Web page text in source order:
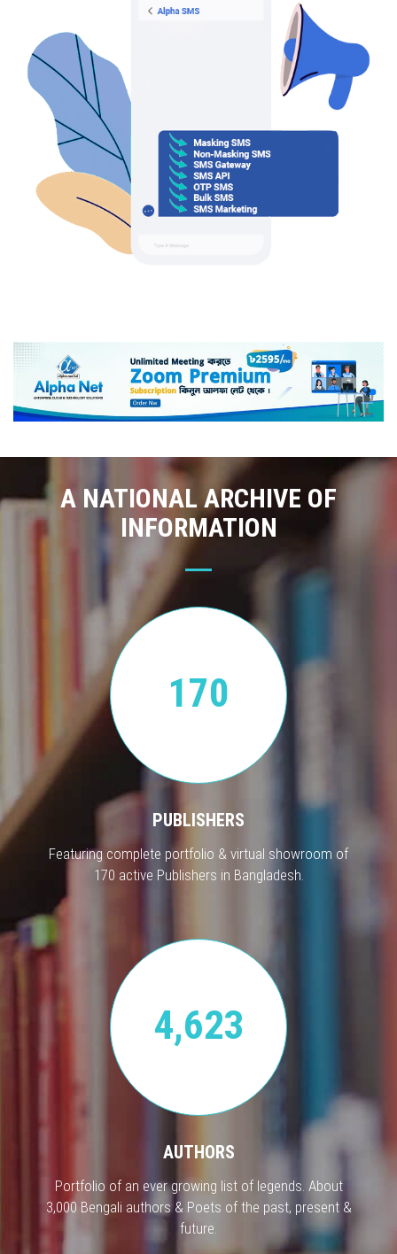
A NATIONAL ARCHIVE OF
INFORMATION
170
PUBLISHERS
Featuring complete portfolio & virtual showroom of
170 active Publishers in Bangladesh.
4,623
AUTHORS
Portfolio of an ever growing list of legends. About
3,000 Bengali authors & Poets of the past, present &
future.